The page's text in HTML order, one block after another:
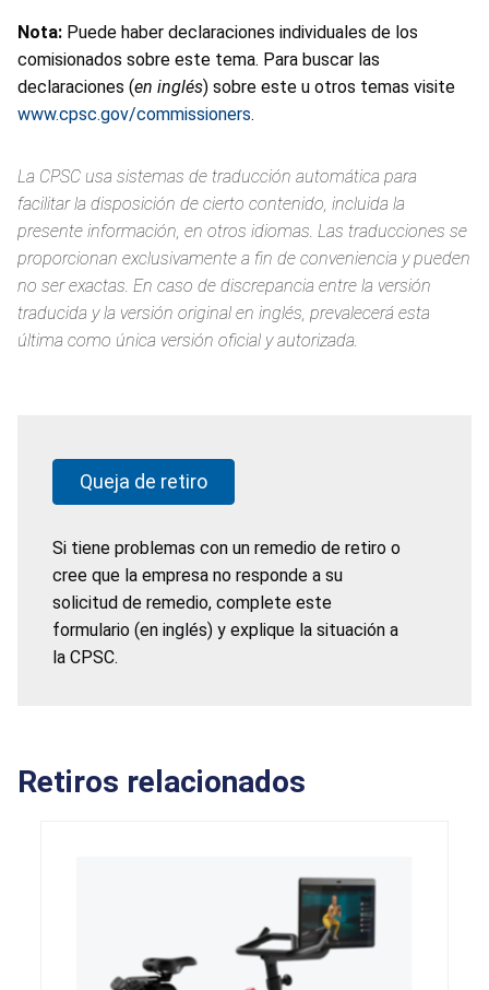
Nota: Puede haber declaraciones individuales de los
comisionados sobre este tema. Para buscar las
declaraciones (en inglés) sobre este u otros temas visite
www.cpsc.gov/commissioners.
La CPSC usa sistemas de traducción automática para
facilitar la disposición de cierto contenido, incluida la
presente información, en otros idiomas. Las traducciones se
proporcionan exclusivamente a fin de conveniencia y pueden
no ser exactas. En caso de discrepancia entre la versión
traducida y la versión original en inglés, prevalecerá esta
última como única versión oficial y autorizada.
Queja de retiro
Si tiene problemas con un remedio de retiro o
cree que la empresa no responde a su
solicitud de remedio, complete este
formulario (en inglés) y explique la situación a
la CPSC.
Retiros relacionados